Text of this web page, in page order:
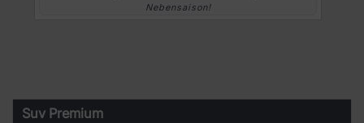
Nebensaison!
Suv Premium